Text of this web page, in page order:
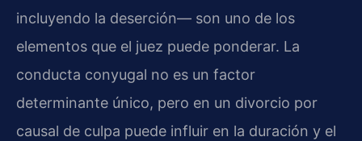
incluyendo la deserción— son uno de los
elementos que el juez puede ponderar. La
conducta conyugal no es un factor
determinante único, pero en un divorcio por
causal de culpa puede influir en la duración y el